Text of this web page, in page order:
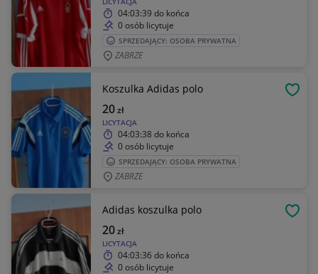
04:03:39 do końca
0 osób licytuje
SPRZEDAJĄCY: OSOBA PRYWATNA
ZABRZE
Koszulka Adidas polo
LICYTACJA
20zł
04:03:38 do końca
0 osób licytuje
SPRZEDAJĄCY: OSOBA PRYWATNA
ZABRZE
Adidas koszulka polo
LICYTACJA
20zł
04:03:36do końca
0 osób licytuje